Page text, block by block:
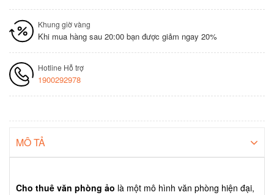
Khung giờ vàng
Khi mua hàng sau 20:00 bạn được giảm ngay 20%
Hotline Hỗ trợ
1900292978
MÔ TẢ
Cho thuê văn phòng ảo là một mô hình văn phòng hiện đại,